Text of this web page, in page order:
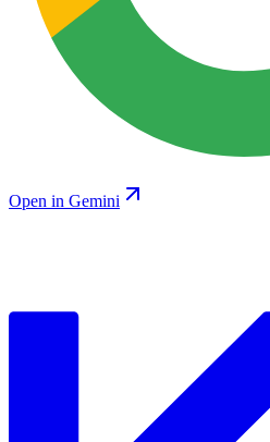
Open in Gemini